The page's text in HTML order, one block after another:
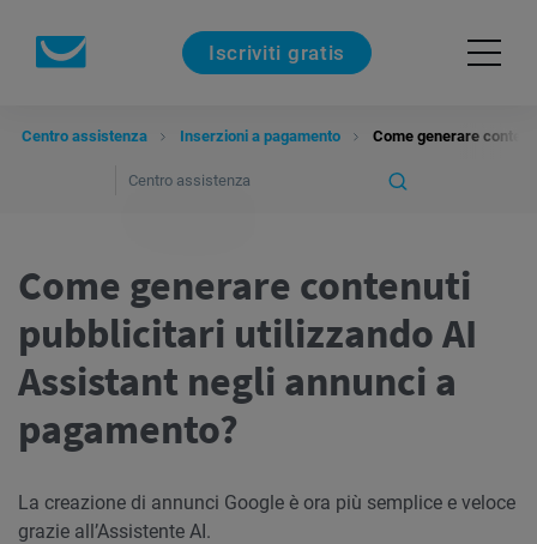
Iscriviti gratis
Centro assistenza Inserzioni a pagamento Come generare
Come generare contenuti
pubblicitari utilizzando AI
Assistant negli annunci a
pagamento?
La creazione di annunci Google è ora più semplice e veloce
grazie all’Assistente AI.